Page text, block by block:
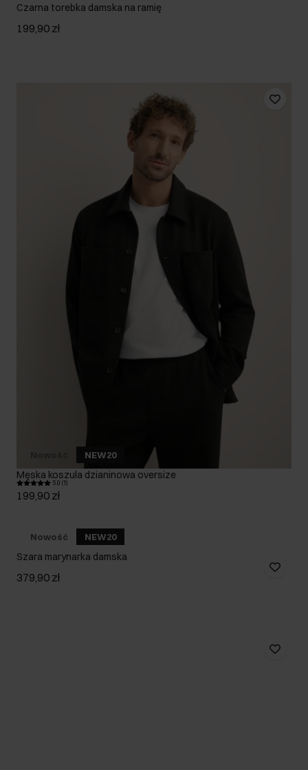
Czarna torebka damska na ramię
199,90 zł
NEW20
Męska koszula dzianinowa oversize
5.0 (1)
199,90 zł
Nowość NEW20
Szara marynarka damska
379,90 zł